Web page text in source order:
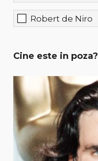
Robert de Niro
Cine este in poza?